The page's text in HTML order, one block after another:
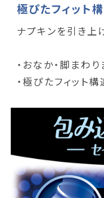
極ぴたフィット
ナプキンを引き上
・おなか・脚まわ
・極ぴたフィット